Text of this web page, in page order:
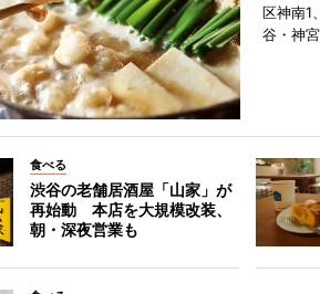
区神南1
谷・神
食べる
渋谷の老舗居酒屋「山家」が
再始動 本店を大規模改装、
朝・深夜営業も